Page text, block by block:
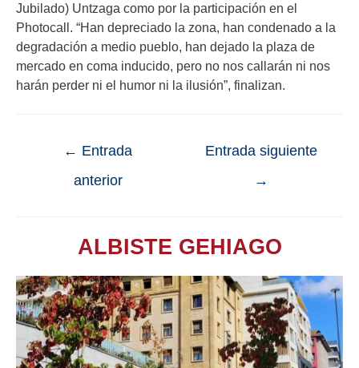
Jubilado) Untzaga como por la participación en el
Photocall. “Han depreciado la zona, han condenado a la
degradación a medio pueblo, han dejado la plaza de
mercado en coma inducido, pero no nos callarán ni nos
harán perder ni el humor ni la ilusión”, finalizan.
← Entrada
anterior
Entrada siguiente
→
ALBISTE GEHIAGO